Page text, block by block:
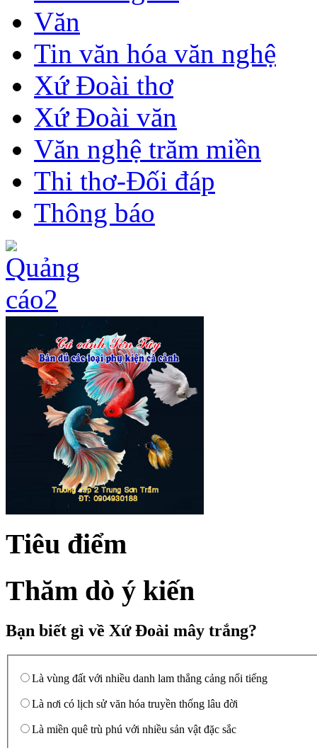
Văn
Tin văn hóa văn nghệ
Xứ Đoài thơ
Xứ Đoài văn
Văn nghệ trăm miền
Thi thơ-Đối đáp
Thông báo
Tiêu điểm
Thăm dò ý kiến
Bạn biết gì về Xứ Đoài mây trắng?
Là vùng đất với nhiều danh lam thắng cảng nổi tiếng
Là nơi có lịch sử văn hóa truyền thống lâu đời
Là miền quê trù phú với nhiều sản vật đặc sắc